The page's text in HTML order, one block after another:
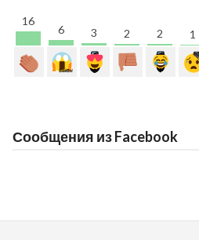
16
6 3 2 2 1
Сообщения из Facebook